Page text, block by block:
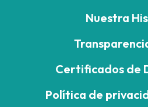
Nuestra
Certificados de
Política de